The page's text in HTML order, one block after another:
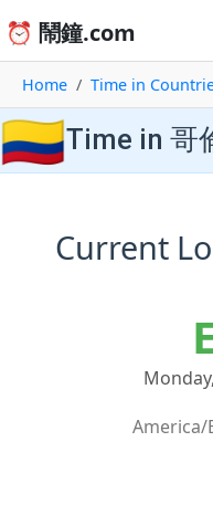
⏰ 鬧鐘.com
Home Time in
🇨🇴Time in 哥
Current
America/